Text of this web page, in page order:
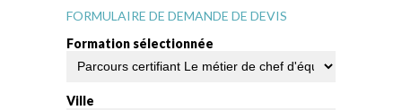
FORMULAIRE DE DEMANDE DE DEVIS
Formation sélectionnée
Ville